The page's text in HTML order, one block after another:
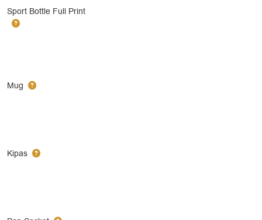
Sport Bottle Full Print
Mug
Kipas